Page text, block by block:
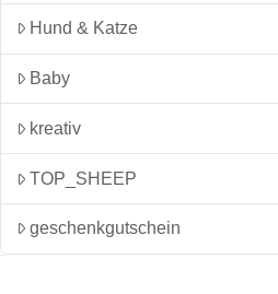
Hund & Katze
Baby
kreativ
TOP_SHEEP
geschenkgutschein